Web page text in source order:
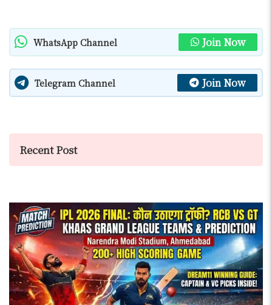
WhatsApp Channel Join Now
Telegram Channel Join Now
Recent Post